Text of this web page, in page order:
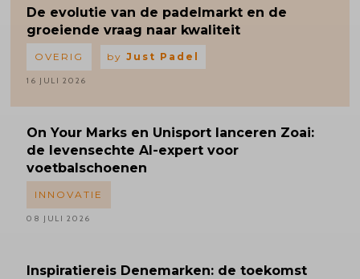
De evolutie van de padelmarkt en de
groeiende vraag naar kwaliteit
OVERIG by Just Padel
16 JULI 2026
On Your Marks en Unisport lanceren Zoai:
de levensechte AI-expert voor
voetbalschoenen
INNOVATIE
08 JULI 2026
Inspiratiereis Denemarken: de toekomst